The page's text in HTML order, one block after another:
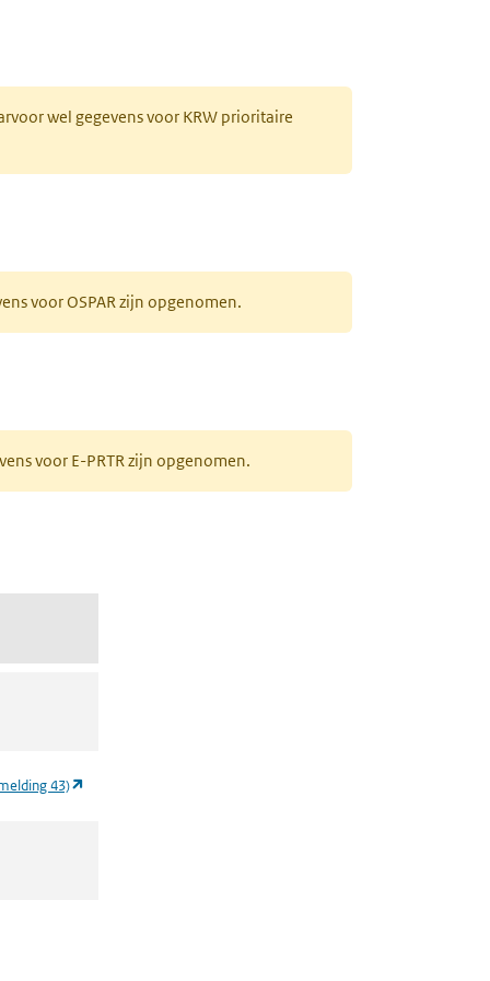
wel gegevens voor KRW prioritaire
voor OSPAR zijn opgenomen.
voor E-PRTR zijn opgenomen.
43)